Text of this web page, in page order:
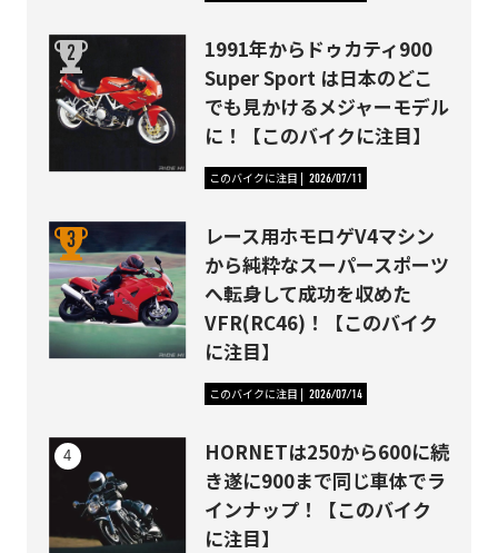
1991年からドゥカティ900
Super Sport は日本のどこ
でも見かけるメジャーモデル
に！【このバイクに注目】
このバイクに注目 2026/07/11
レース用ホモロゲV4マシン
から純粋なスーパースポーツ
へ転身して成功を収めた
VFR(RC46)！【このバイク
に注目】
このバイクに注目 2026/07/14
HORNETは250から600に続
き遂に900まで同じ車体でラ
インナップ！【このバイク
に注目】